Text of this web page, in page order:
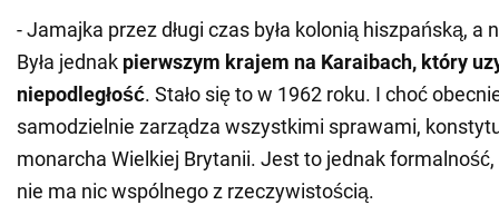
- Jamajka przez długi czas była kolonią hiszpańską, a
Była jednak pierwszym krajem na Karaibach, który
niepodległość. Stało się to w 1962 roku. I choć
samodzielnie zarządza wszystkimi sprawami,
monarcha Wielkiej Brytanii. Jest to jednak
nie ma nic wspólnego z rzeczywistością.